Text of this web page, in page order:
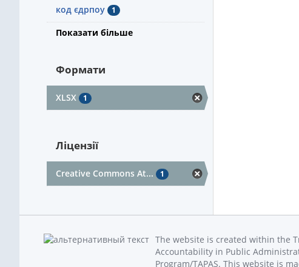
код єдрпоу 1
Показати більше
Формати
XLSX 1
Ліцензії
Creative Commons At... 1
The website is created within the
Accountability in Public
Program/TAPAS. This website is